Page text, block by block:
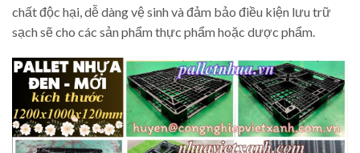
chất độc hại, dễ dàng vệ sinh và đảm bảo điều kiện lưu trữ
sạch sẽ cho các sản phẩm thực phẩm hoặc dược phẩm.